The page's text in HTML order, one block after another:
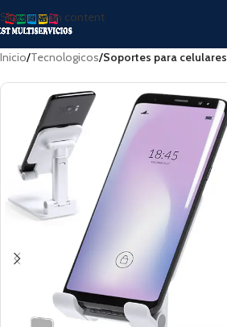
Skip to main content
Inicio Tecnologicos Soportes para celulares